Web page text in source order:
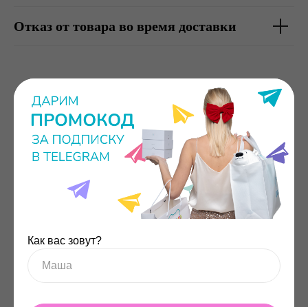
Отказ от товара во время доставки
Предоставление товара
Информация о товаре
Срок передачи товара
Как вас зовут?